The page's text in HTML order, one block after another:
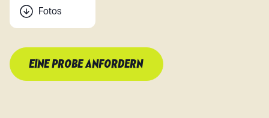
Fotos
EINE PROBE ANFORDERN